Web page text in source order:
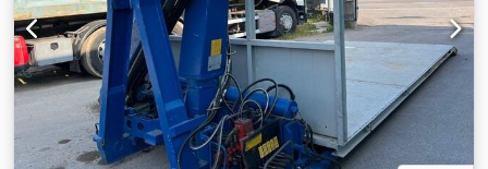
laterales de soporte y plataforma de apoyo de 2,10 m de
ancho. REF.: 26-N-01 TIPOLOGÍA: inertes C NUEVO: sí TAPA:
no APERTURA: puerta única de hoja basculante
DIMENSIONES: LONGITUD TOTAL: 6,25 m ANCHO EXTERIOR
DE LA CAJA: 2,50 m PANEL FRONTAL: 1,50 m PANEL
TRASERO: 1,25 m PANEL LATERAL: 1,00 m VOL.: 14 m³
PESO: 1910 kg FONDO DE: 5 mm PARED DE: 4 mm COLOR: